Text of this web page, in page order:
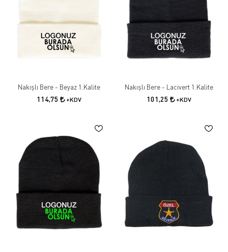
Nakışlı Bere - Beyaz 1.Kalite
114,75 +KDV
Nakışlı Bere - Lacivert 1.Kalite
101,25 +KDV